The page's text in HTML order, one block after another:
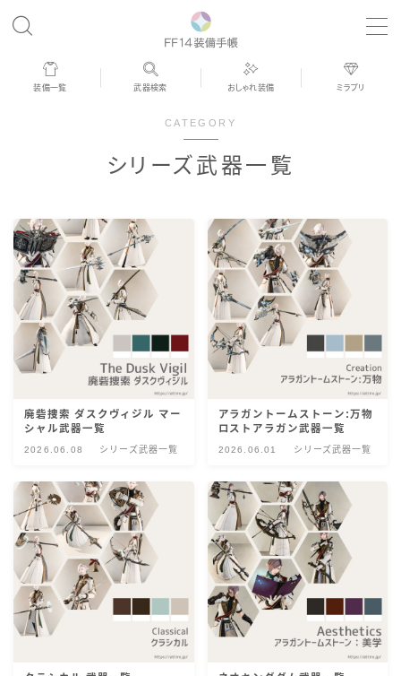
MENU
男女別デザイン
アネモス（染色可能紅蓮AF）
眼鏡
バイザー
ゴーグル
目隠し
マスク
フルフェイス
頭装備ギミックあり
ネイル
装備一覧 武器検索 おしゃれ装備 ミラプリ
CATEGORY
シリーズ武器一覧
廃砦捜索 ダスクヴィジル マー
シャル武器一覧
2026.06.08 シリーズ武器一覧
アラガントームストーン:万物
ロストアラガン武器一覧
2026.06.01 シリーズ武器一覧